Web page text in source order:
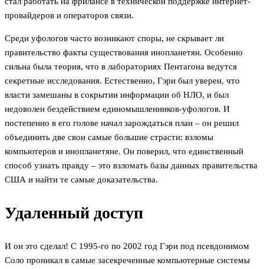
провайдеров и операторов связи.
Среди уфологов часто возникают споры, не скрывает ли
правительство факты существования инопланетян. Особенно
сильна была теория, что в лабораториях Пентагона ведутся
секретные исследования. Естественно, Гэри был уверен, что
власти замешаны в сокрытии информации об НЛО, и был
недоволен бездействием единомышленников-уфологов. И
постепенно в его голове начал зарождаться план – он решил
объединить две свои самые большие страсти: взломы
компьютеров и инопланетяне. Он поверил, что единственный
способ узнать правду – это взломать базы данных правительства
США и найти те самые доказательства.
Удаленный доступ
И он это сделал! С 1995-го по 2002 год Гэри под псевдонимом
Соло проникал в самые засекреченные компьютерные системы